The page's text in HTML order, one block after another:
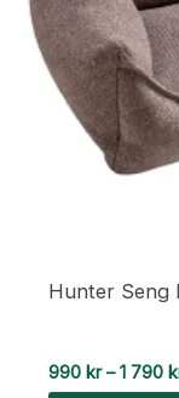
Hunter Seng
990 kr – 1 790